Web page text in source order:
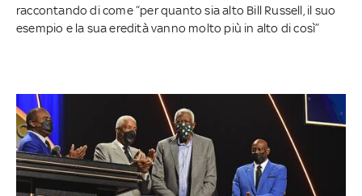
raccontando di come “per quanto sia alto Bill Russell, il suo
esempio e la sua eredità vanno molto più in alto di così”